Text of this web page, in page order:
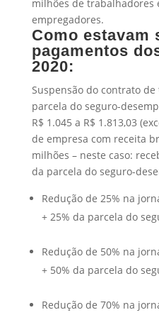
milhões de trabalhadores
empregadores.
Como estavam
pagamentos
2020:
Suspensão do contrato
parcela do seguro-
R$ 1.045 a R$ 1.813,03
de empresa com receita
milhões – neste caso:
da parcela do seguro-
Redução de 25% na
+ 25% da parcela do
Redução de 50% na
+ 50% da parcela do
Redução de 70% na